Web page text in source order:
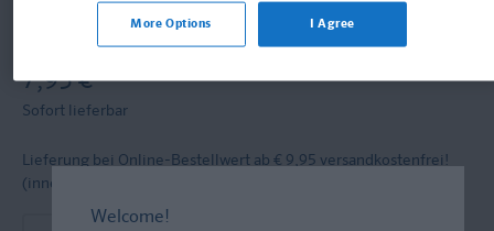
Format: 14,8 x 21,0 cm, 192 Seiten
ISBN: 978-3-12-949781-4
7,95 €
Sofort lieferbar
Lieferung bei Online-Bestellwert ab € 9,95 versandkostenfrei!
(innerh. Deutschlands)
Welcome!
I Agree
More Options